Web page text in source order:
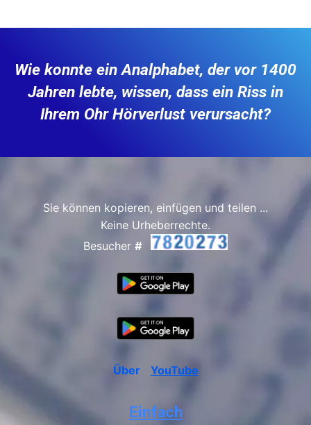
Wie konnte ein Analphabet, der vor 1400
Jahren lebte, wissen, dass ein Riss in
Ihrem Ohr Hörverlust verursacht?
Sie können kopieren, einfügen und teilen ...
Keine Urheberrechte.
Besucher #
Über YouTube
Einfach